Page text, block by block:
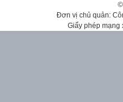
Đơn vị chủ quản:
Giấy phép mạng